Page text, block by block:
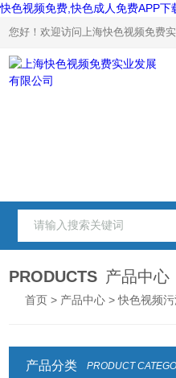
快色视频免费,快色成人免费APP
您好！欢迎访问上海快色视频免费实
PRODUCTS 产品中心
首页 > 产品中心 >快色视频
产品分类 PRODUCT